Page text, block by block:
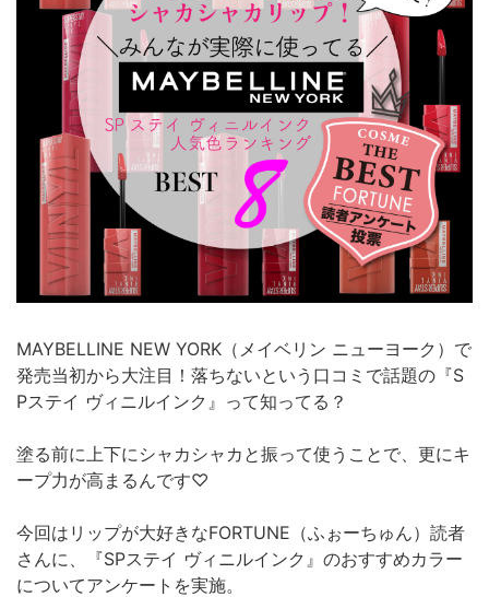
MAYBELLINE NEW YORK（メイベリン ニューヨーク）で
発売当初から大注目！落ちないという口コミで話題の『S
Pステイ ヴィニルインク』って知ってる？
塗る前に上下にシャカシャカと振って使うことで、更にキ
ープ力が高まるんです♡
今回はリップが大好きなFORTUNE（ふぉーちゅん）読者
さんに、『SPステイ ヴィニルインク』のおすすめカラー
についてアンケートを実施。